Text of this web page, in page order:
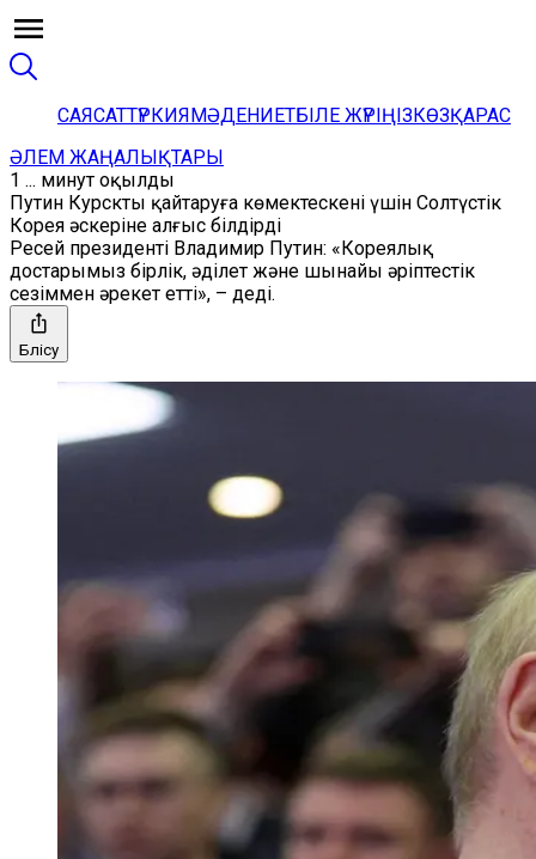
САЯСАТТҮРКИЯМӘДЕНИЕТБІЛЕ ЖҮРІҢІЗКӨЗҚАРАС
ӘЛЕМ ЖАҢАЛЫҚТАРЫ
1 ... минут оқылды
Путин Курскты қайтаруға көмектескені үшін Солтүстік
Корея әскеріне алғыс білдірді
Ресей президенті Владимир Путин: «Кореялық
достарымыз бірлік, әділет және шынайы әріптестік
сезіммен әрекет етті», – деді.
Бөлісу